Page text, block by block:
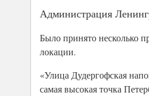
Администрация
Было принято несколько
локации.
«Улица Дудергофская
самая высокая точка